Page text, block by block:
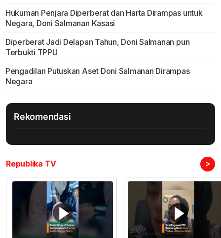
Hukuman Penjara Diperberat dan Harta Dirampas untuk
Negara, Doni Salmanan Kasasi
Diperberat Jadi Delapan Tahun, Doni Salmanan pun
Terbukti TPPU
Pengadilan Putuskan Aset Doni Salmanan Dirampas
Negara
Rekomendasi
Republika TV >